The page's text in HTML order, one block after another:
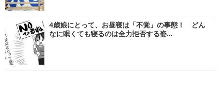
4歳娘にとって、お昼寝は「不覚」の事態！ どん
なに眠くても寝るのは全力拒否する姿...